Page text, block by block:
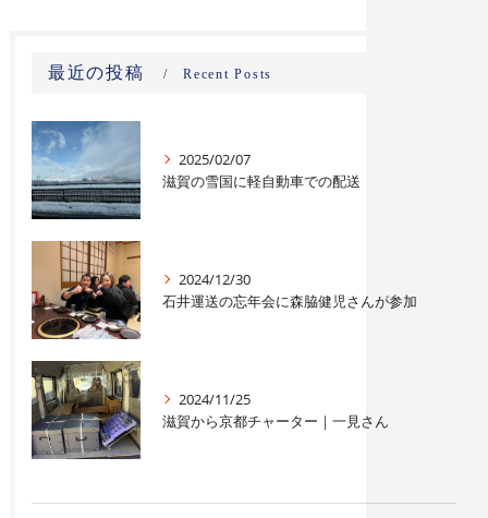
最近の投稿 Recent Posts
2025/02/07
滋賀の雪国に軽自動車での配送
2024/12/30
石井運送の忘年会に森脇健児さんが参加
2024/11/25
滋賀から京都チャーター｜一見さん